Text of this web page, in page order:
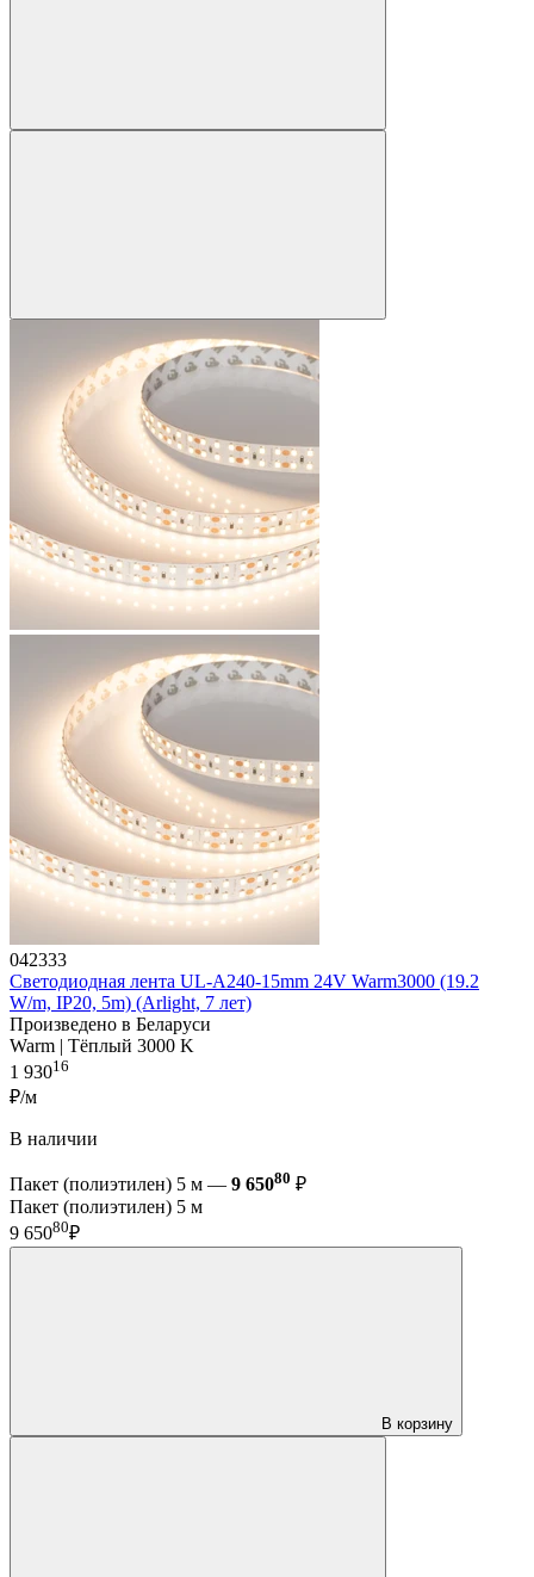
042333
Светодиодная лента UL-A240-15mm 24V Warm3000 (19.2
W/m, IP20, 5m) (Arlight, 7 лет)
Произведено в Беларуси
Warm | Тёплый 3000 K
1 93016
₽/м
В наличии
Пакет (полиэтилен) 5 м — 9 65080 ₽
Пакет (полиэтилен) 5 м
9 65080₽
В корзину